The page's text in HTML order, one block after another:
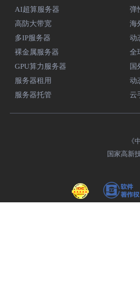
AI超算服务器
高防大带宽
多IP服务器
裸金属服务器
GPU算力服务器
服务器租用
服务器托管
弹
海
动
全
国
动
云
《
国家高新